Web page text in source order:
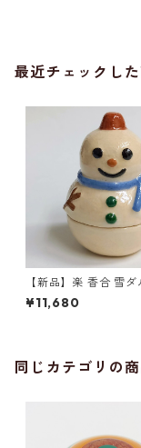
最近チェックし
【新品】楽 香合 雪
入窯 共箱入
¥11,680
同じカテゴリの